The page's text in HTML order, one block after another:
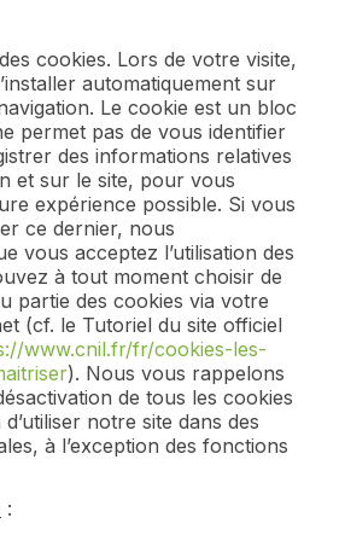
cookies. Lors de votre visite,
automatiquement sur
Le cookie est un bloc
permet pas de vous identifier
des informations relatives
et sur le site, pour vous
expérience possible. Si vous
ce dernier, nous
vous acceptez l’utilisation des
à tout moment choisir de
partie des cookies via votre
(cf. le Tutoriel du site officiel
www.cnil.fr/fr/cookies-les-
). Nous vous rappelons
de tous les cookies
notre site dans des
à l’exception des fonctions
: